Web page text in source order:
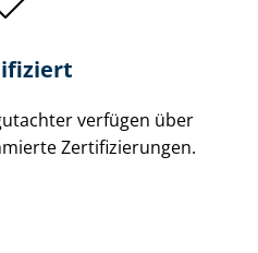
verfügen über
Zer­ti­fi­zie­run­gen.